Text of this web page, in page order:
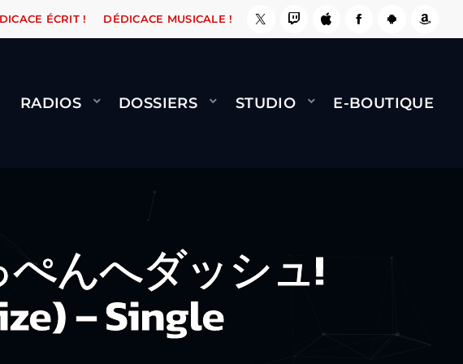
ROAD QUI PASSE, ÇA LE FAIT ! NAMI BERNARD MINET - FLY
ÉCRIT ! DÉDICACE MUSICALE !
RADIOS DOSSIERS STUDIO E-BOUTIQUE
ぺんへダッシュ!
– Single